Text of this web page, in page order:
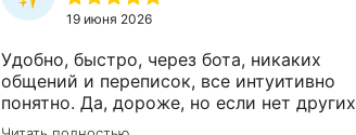
19 июня 2026
Удобно, быстро, через бота, никаких
общений и переписок, все интуитивно
понятно. Да, дороже, но если нет других
вариантов…код приходит почти сразу